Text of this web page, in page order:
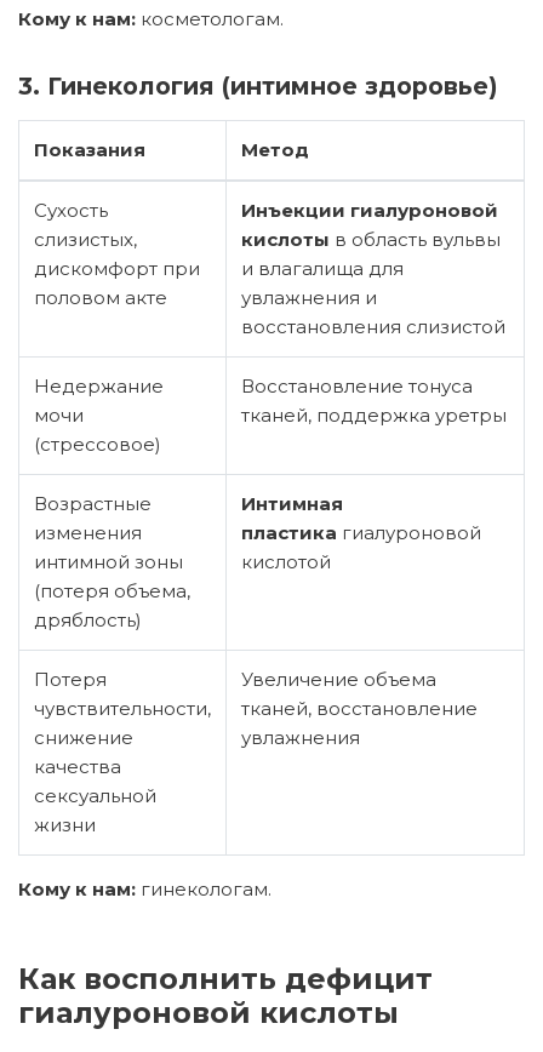
Кому к нам: косметологам.
3. Гинекология (интимное здоровье)
Показания Метод
Сухость
слизистых,
дискомфорт при
половом акте
Инъекции гиалуроновой
кислоты в область вульвы
и влагалища для
увлажнения и
восстановления слизистой
Недержание
мочи
(стрессовое)
Восстановление тонуса
тканей, поддержка уретры
Возрастные
изменения
интимной зоны
(потеря объема,
дряблость)
Интимная
пластика гиалуроновой
кислотой
Потеря
чувствительности,
снижение
качества
сексуальной
жизни
Увеличение объема
тканей, восстановление
увлажнения
Кому к нам: гинекологам.
Как восполнить дефицит
гиалуроновой кислоты